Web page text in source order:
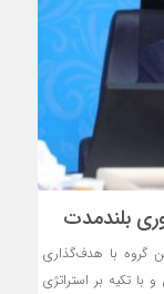
بلندمدت
گروه با هدف‌گذاری
با تکیه بر استراتژی